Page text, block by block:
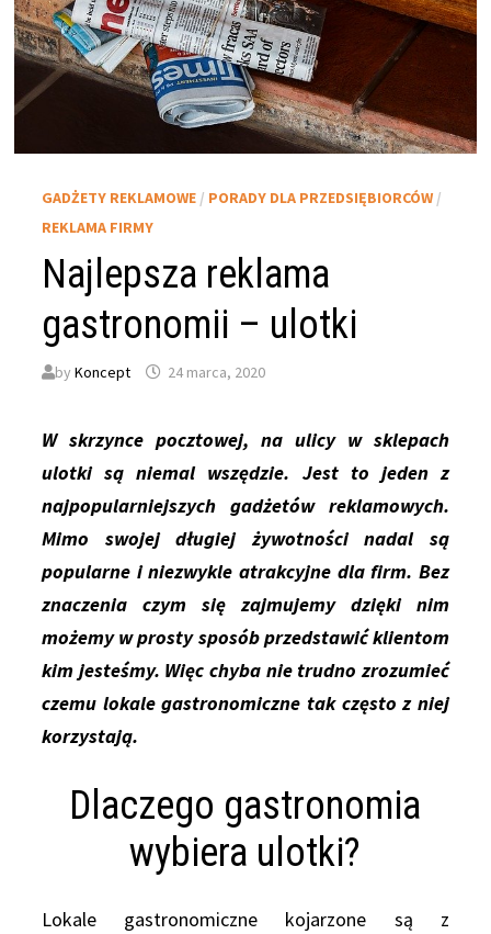
GADŻETY REKLAMOWE / PORADY DLA PRZEDSIĘBIORCÓW /
REKLAMA FIRMY
Najlepsza reklama
gastronomii – ulotki
byKoncept 24 marca, 2020
W skrzynce pocztowej, na ulicy w sklepach
ulotki są niemal wszędzie. Jest to jeden z
najpopularniejszych gadżetów reklamowych.
Mimo swojej długiej żywotności nadal są
popularne i niezwykle atrakcyjne dla firm. Bez
znaczenia czym się zajmujemy dzięki nim
możemy w prosty sposób przedstawić klientom
kim jesteśmy. Więc chyba nie trudno zrozumieć
czemu lokale gastronomiczne tak często z niej
korzystają.
Dlaczego gastronomia
wybiera ulotki?
Lokale gastronomiczne kojarzone są z